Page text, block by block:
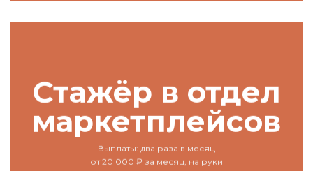
Стажёр в отдел
маркетплейсов
Выплаты: два раза в месяц
от 20 000 ₽ за месяц, на руки